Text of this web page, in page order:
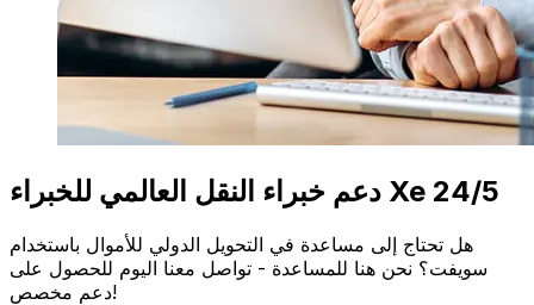
دعم خبراء النقل العالمي للخبراء Xe 24/5
هل تحتاج إلى مساعدة في التحويل الدولي للأموال باستخدام
سويفت؟ نحن هنا للمساعدة - تواصل معنا اليوم للحصول على
دعم مخصص!